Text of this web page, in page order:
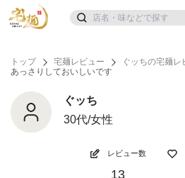
トップ 宅麺レビュー
ぐッちの宅麺レ
あっさりしておいしいです
ぐッち
30代/女性
レビュー数
13